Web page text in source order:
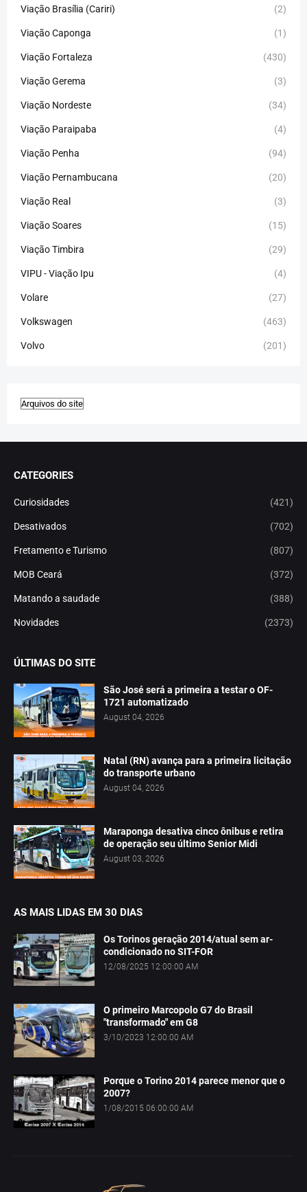
Viação Brasília (Cariri) (2)
Viação Caponga (1)
Viação Fortaleza (430)
Viação Gerema (3)
Viação Nordeste (34)
Viação Paraipaba (4)
Viação Penha (94)
Viação Pernambucana (20)
Viação Real (3)
Viação Soares (15)
Viação Timbira (29)
VIPU - Viação Ipu (4)
Volare (27)
Volkswagen (463)
Volvo (201)
CATEGORIES
Curiosidades (421)
Desativados (702)
Fretamento e Turismo (807)
MOB Ceará (372)
Matando a saudade (388)
Novidades (2373)
ÚLTIMAS DO SITE
São José será a primeira a testar o OF-
1721 automatizado
August 04, 2026
Natal (RN) avança para a primeira licitação
do transporte urbano
August 04, 2026
Maraponga desativa cinco ônibus e retira
de operação seu último Senior Midi
August 03, 2026
AS MAIS LIDAS EM 30 DIAS
Os Torinos geração 2014/atual sem ar-
condicionado no SIT-FOR
12/08/2025 12:00:00 AM
O primeiro Marcopolo G7 do Brasil
"transformado" em G8
3/10/2023 12:00:00 AM
Porque o Torino 2014 parece menor que o
2007?
1/08/2015 06:00:00 AM